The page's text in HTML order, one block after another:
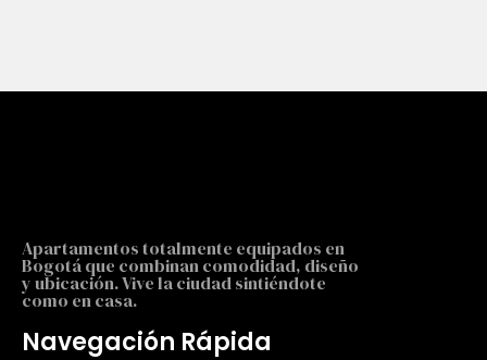
Apartamentos totalmente equipados en
Bogotá que combinan comodidad, diseño
y ubicación. Vive la ciudad sintiéndote
como en casa.
Navegación Rápida